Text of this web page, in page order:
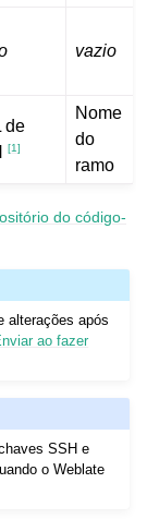
vazio
de
[1]
Nome
do
ramo
do código-
alterações após
ao fazer
SSH e
o Weblate